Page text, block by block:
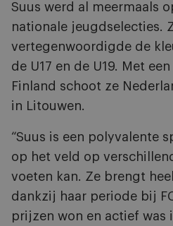
Suus werd al meermaals
nationale jeugdselecties.
vertegenwoordigde de
de U17 en de U19. Met
Finland schoot ze
in Litouwen.
“Suus is een polyvalente
op het veld op
voeten kan. Ze brengt
dankzij haar periode bij
prijzen won en actief was